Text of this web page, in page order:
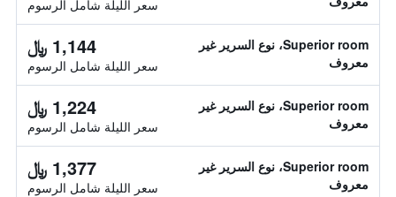
سعر الليلة شامل الرسوم
Superior room، نوع السرير غير
معروف
1,144 ﷼
سعر الليلة شامل الرسوم
Superior room، نوع السرير غير
معروف
1,224 ﷼
سعر الليلة شامل الرسوم
Superior room، نوع السرير غير
معروف
1,377 ﷼
سعر الليلة شامل الرسوم